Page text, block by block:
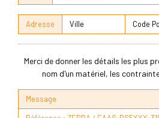
Adresse
Merci de donner les détails les plus
nom d'un matériel, les
Message